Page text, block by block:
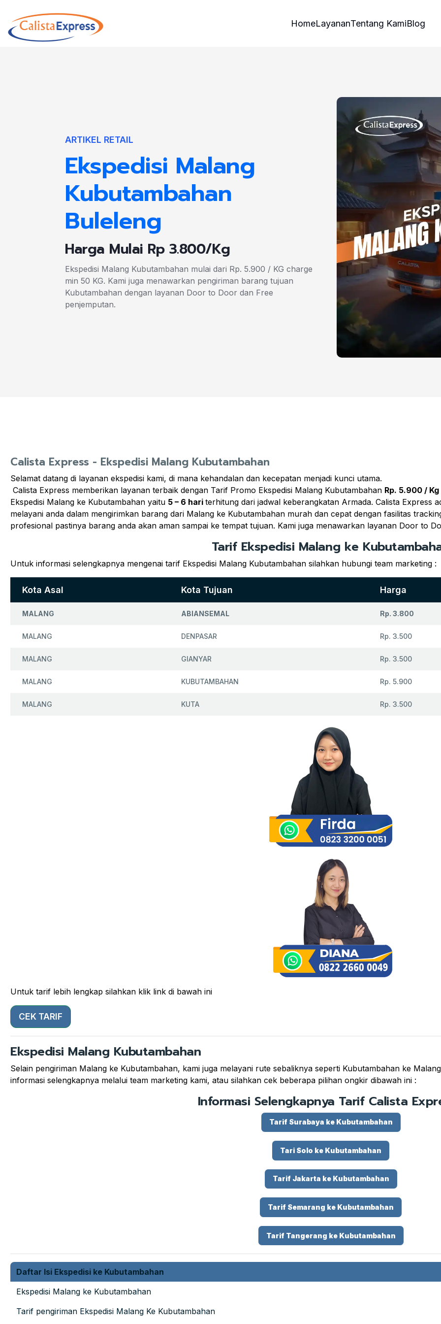
HomeLayananTentang KamiBlog
ARTIKEL RETAIL
Ekspedisi Malang
Kubutambahan
Buleleng
Harga Mulai Rp 3.800/Kg
Ekspedisi Malang Kubutambahan mulai dari Rp. 5.900 / KG charge
min 50 KG. Kami juga menawarkan pengiriman barang tujuan
Kubutambahan dengan layanan Door to Door dan Free
penjemputan.
Calista Express - Ekspedisi Malang Kubutambahan
Selamat datang di layanan ekspedisi kami, di mana kehandalan dan kecepatan menjadi kunci utama.
Calista Express memberikan layanan terbaik dengan Tarif Promo Ekspedisi Malang Kubutambahan Rp. 5.900 / Kg
Ekspedisi Malang ke Kubutambahan yaitu 5 – 6 hari terhitung dari jadwal keberangkatan Armada. Calista Express
melayani anda dalam mengirimkan barang dari Malang ke Kubutambahan murah dan cepat dengan fasilitas
profesional pastinya barang anda akan aman sampai ke tempat tujuan. Kami juga menawarkan layanan Door to
Tarif Ekspedisi Malang ke
Untuk informasi selengkapnya mengenai tarif Ekspedisi Malang Kubutambahan silahkan hubungi team marketing :
Kota Asal Kota Tujuan Harga
MALANG ABIANSEMAL Rp. 3.800
MALANG DENPASAR Rp. 3.500
MALANG GIANYAR Rp. 3.500
MALANG KUBUTAMBAHAN Rp. 5.900
MALANG KUTA Rp. 3.500
Untuk tarif lebih lengkap silahkan klik link di bawah ini
CEK TARIF
Ekspedisi Malang Kubutambahan
Selain pengiriman Malang ke Kubutambahan, kami juga melayani rute sebaliknya seperti Kubutambahan ke
informasi selengkapnya melalui team marketing kami, atau silahkan cek beberapa pilihan ongkir dibawah ini :
Informasi Selengkapnya Tarif Calista
Tarif Surabaya ke Kubutambahan
Tari Solo ke Kubutambahan
Tarif Jakarta ke Kubutambahan
Tarif Semarang ke Kubutambahan
Tarif Tangerang ke Kubutambahan
Daftar Isi Ekspedisi ke Kubutambahan
Ekspedisi Malang ke Kubutambahan
Tarif pengiriman Ekspedisi Malang Ke Kubutambahan